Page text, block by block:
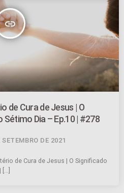
insert_link
de Cura de Jesus | O
Dia – Ep.10 | #278
SETEMBRO DE 2021
de Cura de Jesus | O Significado
[…]